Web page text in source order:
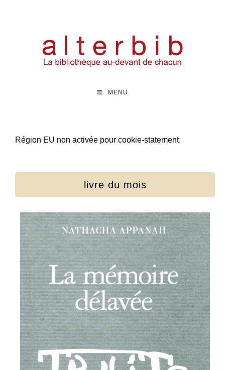
MENU
Région EU non activée pour cookie-statement.
livre du mois